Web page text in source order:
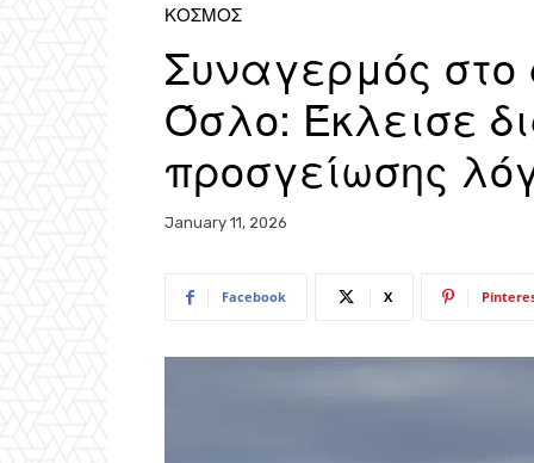
ΚΟΣΜΟΣ
Συναγερμός στο
Όσλο: Έκλεισε
προσγείωσης
January 11, 2026
Facebook X